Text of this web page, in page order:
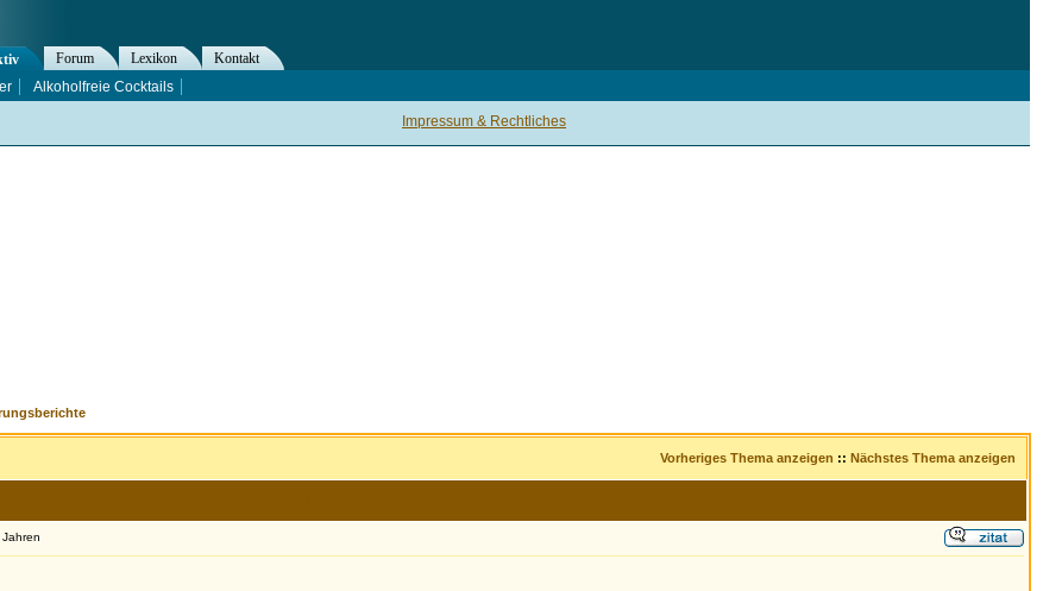
Vorheriges Thema anzeigen :: Nächstes Thema anzeigen
Impressum & Rechtliches
Forum Lexikon
Kontakt
Alkoholfreie Cocktails